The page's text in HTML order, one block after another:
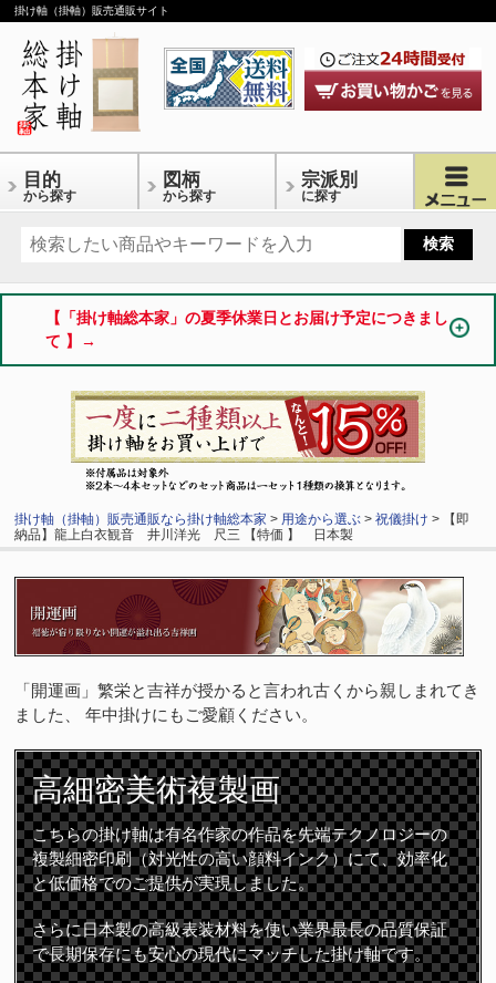
掛け軸（掛軸）販売通販サイト
目的
から探す
図柄
から探す
宗派別
に探す
【「掛け軸総本家」の夏季休業日とお届け予定につきまし
て 】→
掛け軸（掛軸）販売通販なら掛け軸総本家 > 用途から選ぶ >祝儀掛け > 【即
納品】龍上白衣観音 井川洋光 尺三 【特価 】 日本製
「開運画」繁栄と吉祥が授かると言われ古くから親しまれてき
ました、 年中掛けにもご愛顧ください。
高細密美術複製画
こちらの掛け軸は有名作家の作品を先端テクノロジーの
複製細密印刷（対光性の高い顔料インク）にて、効率化
と低価格でのご提供が実現しました。
さらに日本製の高級表装材料を使い業界最長の品質保証
で長期保存にも安心の現代にマッチした掛け軸です。